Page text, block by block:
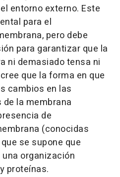
entorno externo. Este
para el
pero debe
para garantizar que la
ni demasiado tensa ni
que la forma en que
cambios en las
la membrana
de
(conocidas
se supone que
organización
proteínas.